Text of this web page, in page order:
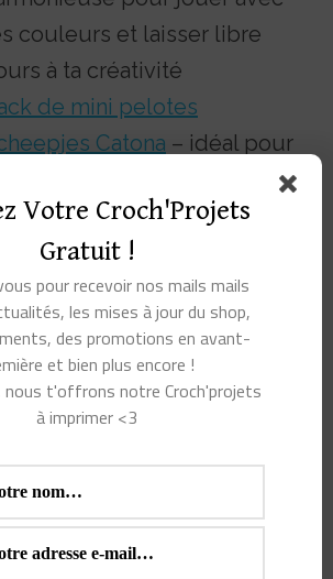
couleurs et laisser libre
à ta créativité
de mini pelotes
Catona – idéal pour
des détails ou des
multicolores
amigurumis, les grannys, les
éviter de choisir😉
son éclat et sa palette
Catona est un
ou crocheteur confirmé, tu vas
merveilles avec le fil Scheepjes
Votre Croch'Projets
Gratuit !
pour recevoir nos mails mails
les mises à jour du shop,
des promotions en avant-
et bien plus encore !
nous t'offrons notre Croch'projets
à imprimer <3